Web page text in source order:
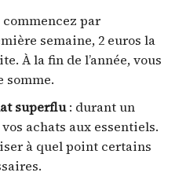
par
semaine, 2 euros la
À la fin de l’année, vous
somme.
superflu: durant un
achats aux essentiels.
à quel point certains